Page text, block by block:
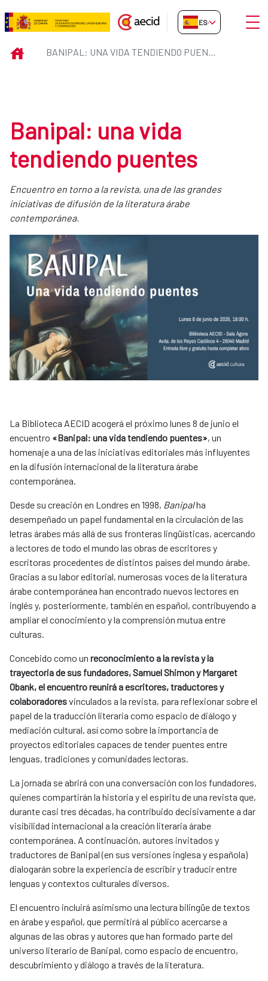
Saltar al contenido principal
Banipal: una vida tendiendo
ES-ES Abrir
INICIO BANIPAL: UNA VIDA TENDIENDO PUENTES
Banipal: una vida
tendiendo puentes
Encuentro en torno a la revista, una de las grandes
iniciativas de difusión de la literatura árabe
contemporánea.
La Biblioteca AECID acogerá el próximo lunes 8 de junio el
encuentro «Banipal: una vida tendiendo puentes», un
homenaje a una de las iniciativas editoriales más influyentes
en la difusión internacional de la literatura árabe
contemporánea.
Desde su creación en Londres en 1998, Banipalha
desempeñado un papel fundamental en la circulación de las
letras árabes más allá de sus fronteras lingüísticas, acercando
a lectores de todo el mundo las obras de escritores y
escritoras procedentes de distintos países del mundo árabe.
Gracias a su labor editorial, numerosas voces de la literatura
árabe contemporánea han encontrado nuevos lectores en
inglés y, posteriormente, también en español, contribuyendo a
ampliar el conocimiento y la comprensión mutua entre
culturas.
Concebido como un reconocimiento a la revista y la
trayectoria de sus fundadores, Samuel Shimon y Margaret
Obank, el encuentro reunirá a escritores, traductores y
colaboradoresvinculados a la revista, para reflexionar sobre el
papel de la traducción literaria como espacio de diálogo y
mediación cultural, así como sobre la importancia de
proyectos editoriales capaces de tender puentes entre
lenguas, tradiciones y comunidades lectoras.
La jornada se abrirá con una conversación con los fundadores,
quienes compartirán la historia y el espíritu de una revista que,
durante casi tres décadas, ha contribuido decisivamente a dar
visibilidad internacional a la creación literaria árabe
contemporánea. A continuación, autores invitados y
traductores de Banipal (en sus versiones inglesa y española)
dialogarán sobre la experiencia de escribir y traducir entre
lenguas y contextos culturales diversos.
El encuentro incluirá asimismo una lectura bilingüe de textos
en árabe y español, que permitirá al público acercarse a
algunas de las obras y autores que han formado parte del
universo literario de Banipal, como espacio de encuentro,
descubrimiento y diálogo a través de la literatura.